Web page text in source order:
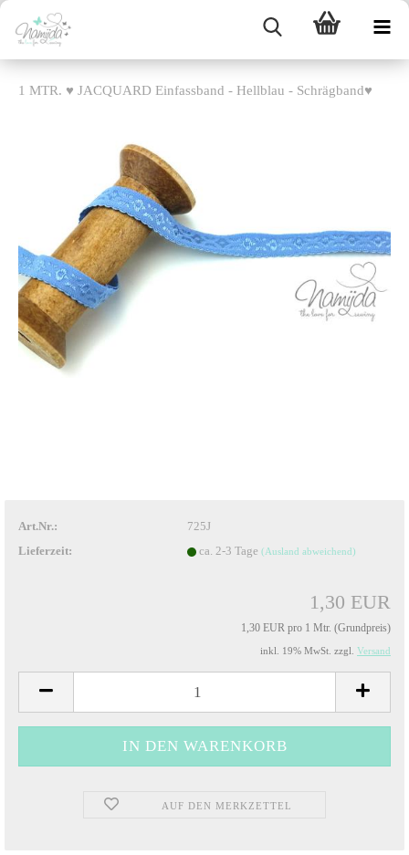
1 MTR. ♥ JACQUARD Einfassband - Hellblau - Schrägband♥
Art.Nr.:
725J
Lieferzeit:
ca. 2-3 Tage (Ausland abweichend)
1,30 EUR
1,30 EUR pro 1 Mtr. (Grundpreis)
inkl. 19% MwSt. zzgl. Versand
AUF DEN MERKZETTEL